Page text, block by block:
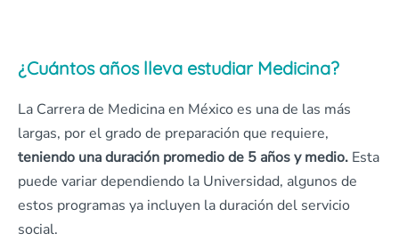
¿Cuántos años lleva estudiar Medicina?
La Carrera de Medicina en México es una de las más
largas, por el grado de preparación que requiere,
teniendo una duración promedio de 5 años y medio. Esta
puede variar dependiendo la Universidad, algunos de
estos programas ya incluyen la duración del servicio
social.